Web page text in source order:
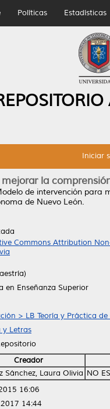
Políticas Estadísticas
Iniciar
la
de intervención para
de Nuevo León.
Commons Attribution
en Enseñanza Superior
> LB Teoría y Práctica
y Letras
Creador
Sánchez, Laura Olivia NO
16:06
14:44